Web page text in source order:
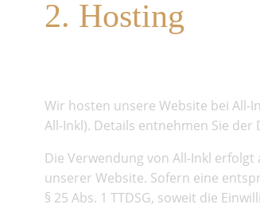
2. Hosting
Wir hosten unsere Website bei All-
All-Inkl). Details entnehmen Sie
Die Verwendung von All-Inkl
unserer Website. Sofern eine
§ 25 Abs. 1 TTDSG, soweit die